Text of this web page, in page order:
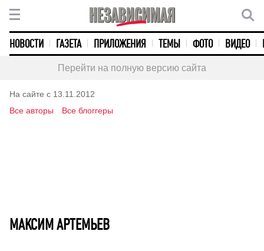
НОВОСТИ ГАЗЕТА ПРИЛОЖЕНИЯ ТЕМЫ ФОТО ВИДЕО
Перейти на полную версию сайта
На сайте с 13.11.2012
Все авторы
Все блоггеры
МАКСИМ АРТЕМЬЕВ